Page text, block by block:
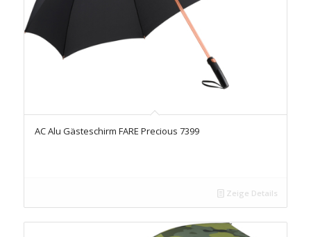
AC Alu Gästeschirm FARE Precious 7399
Zeige Details